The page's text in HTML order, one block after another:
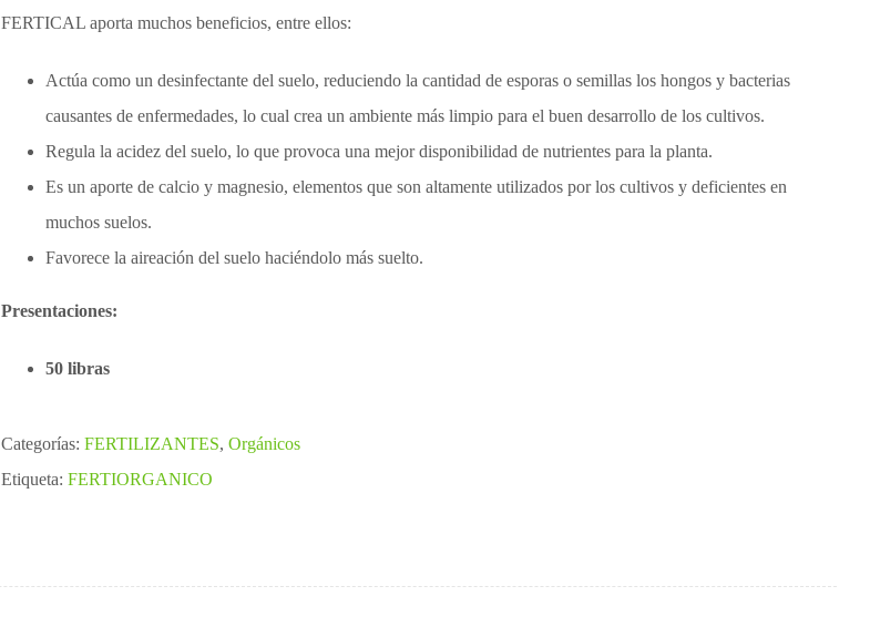
FERTICAL aporta muchos beneficios, entre ellos:
Actúa como un desinfectante del suelo, reduciendo la cantidad de esporas o semillas los hongos y bacterias
causantes de enfermedades, lo cual crea un ambiente más limpio para el buen desarrollo de los cultivos.
Regula la acidez del suelo, lo que provoca una mejor disponibilidad de nutrientes para la planta.
Es un aporte de calcio y magnesio, elementos que son altamente utilizados por los cultivos y deficientes en
muchos suelos.
Favorece la aireación del suelo haciéndolo más suelto.
Presentaciones:
50 libras
Categorías: FERTILIZANTES, Orgánicos
Etiqueta: FERTIORGANICO